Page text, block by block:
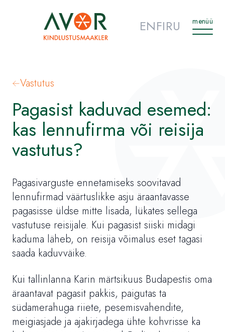
ENFIRU menüü
Vastutus
Pagasist kaduvad esemed:
kas lennufirma või reisija
vastutus?
Pagasivarguste ennetamiseks soovitavad
lennufirmad väärtuslikke asju äraantavasse
pagasisse üldse mitte lisada, lükates sellega
vastutuse reisijale. Kui pagasist siiski midagi
kaduma läheb, on reisija võimalus eset tagasi
saada kaduvväike.
Kui tallinlanna Karin märtsikuus Budapestis oma
äraantavat pagasit pakkis, paigutas ta
südamerahuga riiete, pesemisvahendite,
meigiasjade ja ajakirjadega ühte kohvrisse ka